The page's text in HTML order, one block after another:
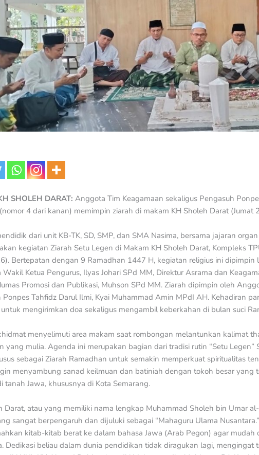
SHOLEH DARAT: Anggota Tim Keagamaan sekaligus Pengasuh
4 dari kanan) memimpin ziarah di makam KH Sholeh Darat (Jumat
dari unit KB-TK, SD, SMP, dan SMA Nasima, bersama jajaran
kegiatan Ziarah Setu Legen di Makam KH Sholeh Darat, Kompleks
Bertepatan dengan 9 Ramadhan 1447 H, kegiatan religius ini
Wakil Ketua Pengurus, Ilyas Johari SPd MM, Direktur Asrama dan
Promosi dan Publikasi, Muhson SPd MM. Ziarah dipimpin oleh
Ponpes Tahfidz Darul Ilmi, Kyai Muhammad Amin MPdI AH. Kehadiran
mengirimkan doa sekaligus mengambil keberkahan di bulan suci
menyelimuti area makam saat rombongan melantunkan kalimat
yang mulia. Agenda ini merupakan bagian dari tradisi rutin “Setu
sebagai Ziarah Ramadhan untuk semakin memperkuat spiritualitas
menyambung sanad keilmuan dan batiniah dengan tokoh besar
tanah Jawa, khususnya di Kota Semarang.
Darat, atau yang memiliki nama lengkap Muhammad Sholeh bin Umar
sangat berpengaruh dan dijuluki sebagai “Mahaguru Ulama
kitab-kitab berat ke dalam bahasa Jawa (Arab Pegon) agar
Dedikasi beliau dalam dunia pendidikan tidak diragukan lagi, mengingat